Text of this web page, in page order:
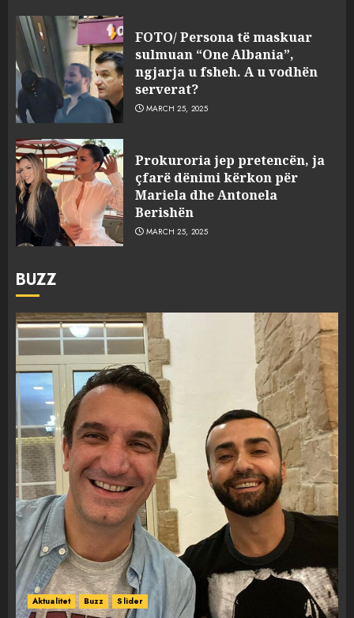
FOTO/ Persona të maskuar
sulmuan “One Albania”,
ngjarja u fsheh. A u vodhën
serverat?
MARCH 25, 2025
Prokuroria jep pretencën, ja
çfarë dënimi kërkon për
Mariela dhe Antonela
Berishën
MARCH 25, 2025
BUZZ
Aktualitet Buzz Slider